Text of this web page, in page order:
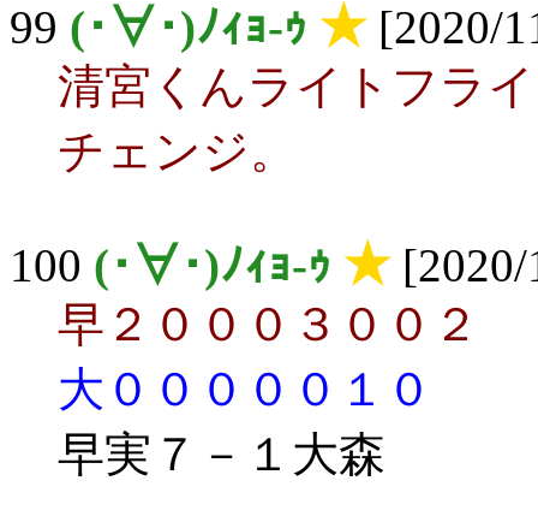
99 (･∀･)ﾉｨｮ-ｩ ★[2020/
清宮くんライトフラ
チェンジ。
100 (･∀･)ﾉｨｮ-ｩ ★[2020/
早２０００３００２
大０００００１０
早実７－１大森